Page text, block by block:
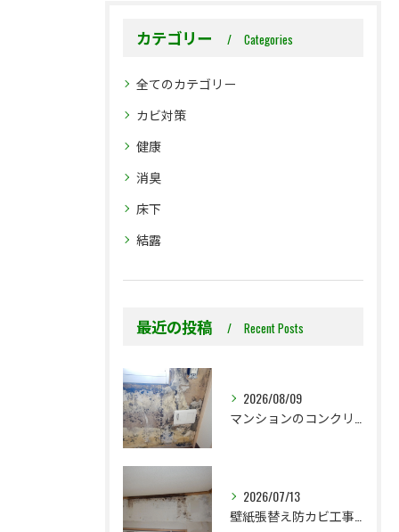
カテゴリー Categories
全てのカテゴリー
カビ対策
健康
消臭
床下
結露
最近の投稿 Recent Posts
2026/08/09
2026/07/13